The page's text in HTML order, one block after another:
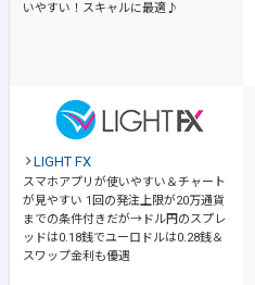
いやすい！スキャルに最適♪
LIGHT FX
スマホアプリが使いやすい＆チャート
が見やすい 1回の発注上限が20万通貨
までの条件付きだが→ドル円のスプレ
ッドは0.18銭でユーロドルは0.28銭＆
スワップ金利も優遇